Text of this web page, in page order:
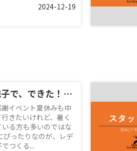
2024-12-19
夏休みの思い出に。親子で、できた！を体験♪
イベント夏休みも中
きたいけれど、暑く
る方も多いのではな
ぴったりなのが、レデ
つくる...